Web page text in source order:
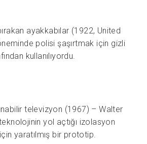
ayakkabılar (1922, United
polisi şaşırtmak için gizli
kullanılıyordu.
televizyon (1967) – Walter
yol açtığı izolasyon
yaratılmış bir prototip.